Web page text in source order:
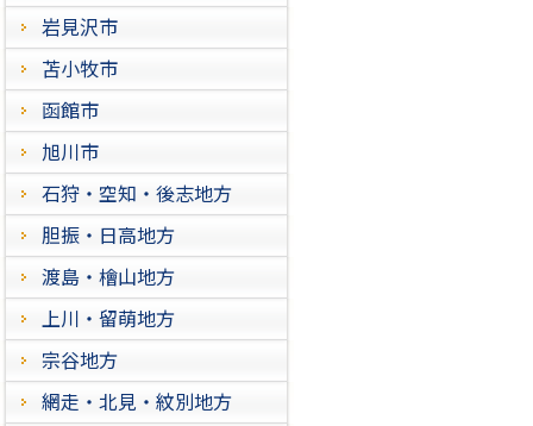
岩見沢市
苫小牧市
函館市
旭川市
石狩・空知・後志地方
胆振・日高地方
渡島・檜山地方
上川・留萌地方
宗谷地方
網走・北見・紋別地方